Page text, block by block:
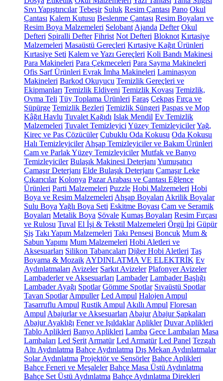
Sıvı Yapıştırıcılar Tebeşir Suluk Resim Çantası Pano Okul
Çantası Kalem Kutusu Beslenme Çantası Resim Boyaları ve
Resim Boya Malzemeleri Selobant Ajanda Defter Okul
Defteri Spiralli Defter Fihrist Not Defteri Bloknot Kırtasiye
Malzemeleri Masaüstü Gereçleri Kırtasiye Kağıt Ürünleri
Kırtasiye Seti Kalem ve Yazı Gereçleri Koli Bandı Makinesi
Para Makineleri Para Çekmeceleri Para Sayma Makineleri
Ofis Sarf Ürünleri Evrak İmha Makineleri Laminasyon
Makineleri Barkod Okuyucu Temizlik Gereçleri ve
Ekipmanları Temizlik Eldiveni Temizlik Kovası Temizlik,
Ovma Teli Tüy Toplama Ürünleri Faraş Çekpas Fırça ve
Süpürge Temizlik Bezleri Temizlik Süngeri Paspas ve Mop
Kâğıt Havlu Tuvalet Kağıdı Islak Mendil Ev Temizlik
Malzemeleri Tuvalet Temizleyici Yüzey TemizleyicilerYağ,
Kireç ve Pas Çözücüler Çubuklu Oda Kokusu Oda Kokusu
Halı Temizleyiciler Ahşap Temizleyiciler ve Bakım Ürünleri
Cam ve Parlak Yüzey Temizleyiciler Mutfak ve Banyo
Temizleyiciler Bulaşık Makinesi Deterjanı Yumuşatıcı
Çamaşır Deterjanı Elde Bulaşık Deterjanı Çamaşır Leke
Çıkarıcılar Kolonya Pazar Arabası ve Çantası Eğlence
Ürünleri Parti Malzemeleri Puzzle Hobi Malzemeleri Hobi
Boya ve Resim Malzemeleri Ahşap Boyaları Akrilik Boyalar
Sulu Boya Yağlı Boya Seti Eskitme Boyası Cam ve Seramik
Boyaları Metalik Boya Şövale Kumaş Boyaları Resim Fırçası
ve Rulosu Tuval El İşi & Tekstil Malzemeleri Örgü İpi Güpür
Şiş Takı Yapım Malzemeleri Takı Pensesi Boncuk Mum &
Sabun Yapımı Mum Malzemeleri Hobi Aletleri ve
Aksesuarları Silikon Tabancaları Diğer Hobi Aletleri Taş
Boyama & Mozaik AYDINLATMA VE ELEKTRİK Ev
Aydınlatmaları Avizeler Sarkıt Avizeler Plafonyer Avizeler
Lambaderler ve Aksesuarları Lambader Lambader Başlığı
Lambader Ayağı Spotlar Gömme Spotlar Sıvaüstü Spotlar
Tavan Spotlar Ampuller Led Ampul Halojen Ampul
Tasarruflu Ampul Rustik Ampul Akıllı Ampul Floresan
Ampul Abajurlar ve Aksesuarları Abajur Abajur Şapkaları
Abajur Ayaklığı Fener ve Işıldaklar Aplikler Duvar Aplikleri
Tablo Aplikleri Banyo Aplikleri Lamba Gece Lambaları Masa
Lambaları Led Şerit Armatür Led Armatür Led Panel Tezgah
Altı Aydınlatma Bahçe Aydınlatma Dış Mekan Aydınlatmalar
Solar Aydınlatma Projektör ve Sensörler Bahçe Aplikleri
Bahçe Feneri ve Meşaleler Bahçe Masa Üstü Aydınlatma
Bahçe Set Üstü Aydınlatma Bahçe Aydınlatma Direkleri